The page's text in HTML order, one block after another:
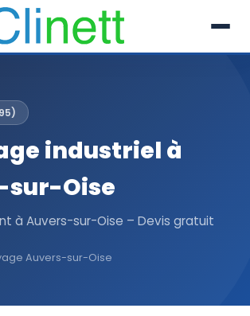
industriel à
sur-Oise
à Auvers-sur-Oise – Devis gratuit
Auvers-sur-Oise